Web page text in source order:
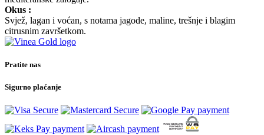
Okus :
Svjež, lagan i voćan, s notama jagode, maline, trešnje i blagim
citrusnim završetkom.
Pratite nas
Sigurno plaćanje